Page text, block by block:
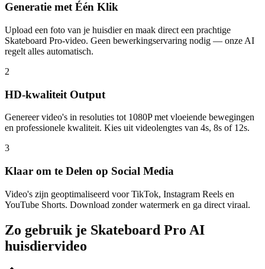
Generatie met Één Klik
Upload een foto van je huisdier en maak direct een prachtige
Skateboard Pro-video. Geen bewerkingservaring nodig — onze AI
regelt alles automatisch.
2
HD-kwaliteit Output
Genereer video's in resoluties tot 1080P met vloeiende bewegingen
en professionele kwaliteit. Kies uit videolengtes van 4s, 8s of 12s.
3
Klaar om te Delen op Social Media
Video's zijn geoptimaliseerd voor TikTok, Instagram Reels en
YouTube Shorts. Download zonder watermerk en ga direct viraal.
Zo gebruik je Skateboard Pro AI
huisdiervideo